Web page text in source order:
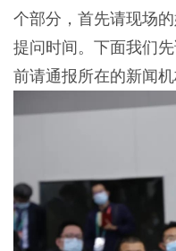
个部分，首先请现场
提问时间。下面我们
前请通报所在的新闻机